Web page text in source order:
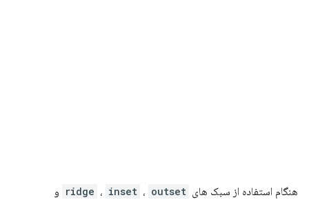
هنگام استفاده از سبک های ridge ، inset ، outset و